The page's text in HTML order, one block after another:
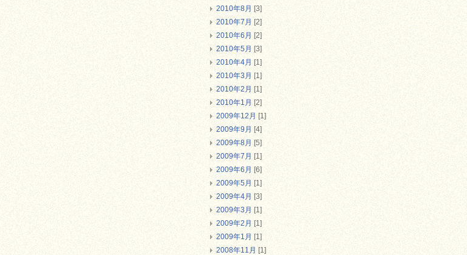
2010年8月 [3]
2010年7月 [2]
2010年6月 [2]
2010年5月 [3]
2010年4月 [1]
2010年3月 [1]
2010年2月 [1]
2010年1月 [2]
2009年12月 [1]
2009年9月 [4]
2009年8月 [5]
2009年7月 [1]
2009年6月 [6]
2009年5月 [1]
2009年4月 [3]
2009年3月 [1]
2009年2月 [1]
2009年1月 [1]
2008年11月 [1]